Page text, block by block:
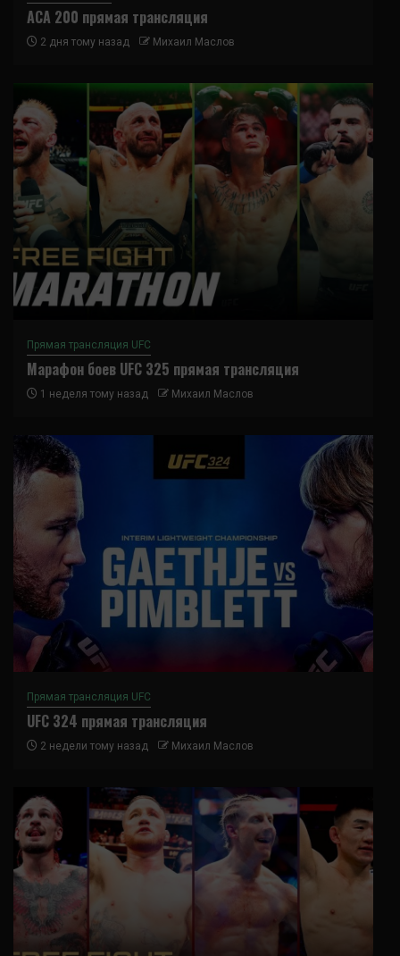
ACA 200 прямая трансляция
2 дня тому назад Михаил Маслов
Прямая трансляция UFC
Марафон боев UFC 325 прямая трансляция
1 неделя тому назад Михаил Маслов
Прямая трансляция UFC
UFC 324 прямая трансляция
2 недели тому назад Михаил Маслов